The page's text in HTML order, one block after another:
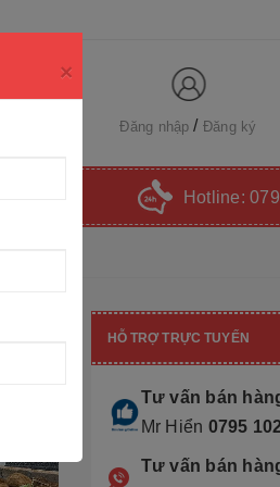
Đăng nhập Đăng ký
Hotline:
×
HỖ TRỢ TRỰC TUYẾN
Tư vấn bán
Mr Hiển 0795
Tư vấn bán